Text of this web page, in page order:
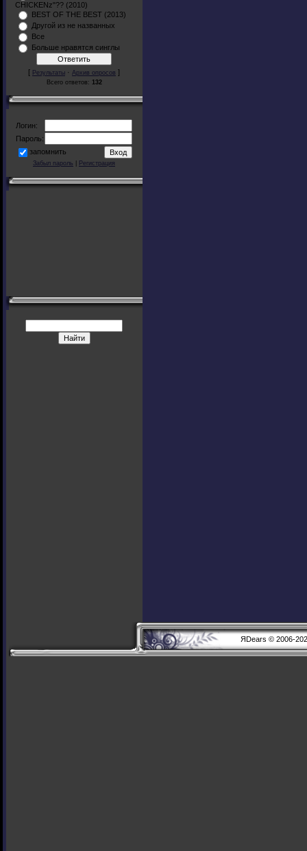
CHICKENz"?? (2010)
BEST OF THE BEST (2013)
Другой из не названных
Все
Больше нравятся синглы
[ Результаты · Архив опросов ]
Всего ответов: 132
Логин:
Пароль:
запомнить
Забыл пароль Регистрация
ЯDears © 2006-